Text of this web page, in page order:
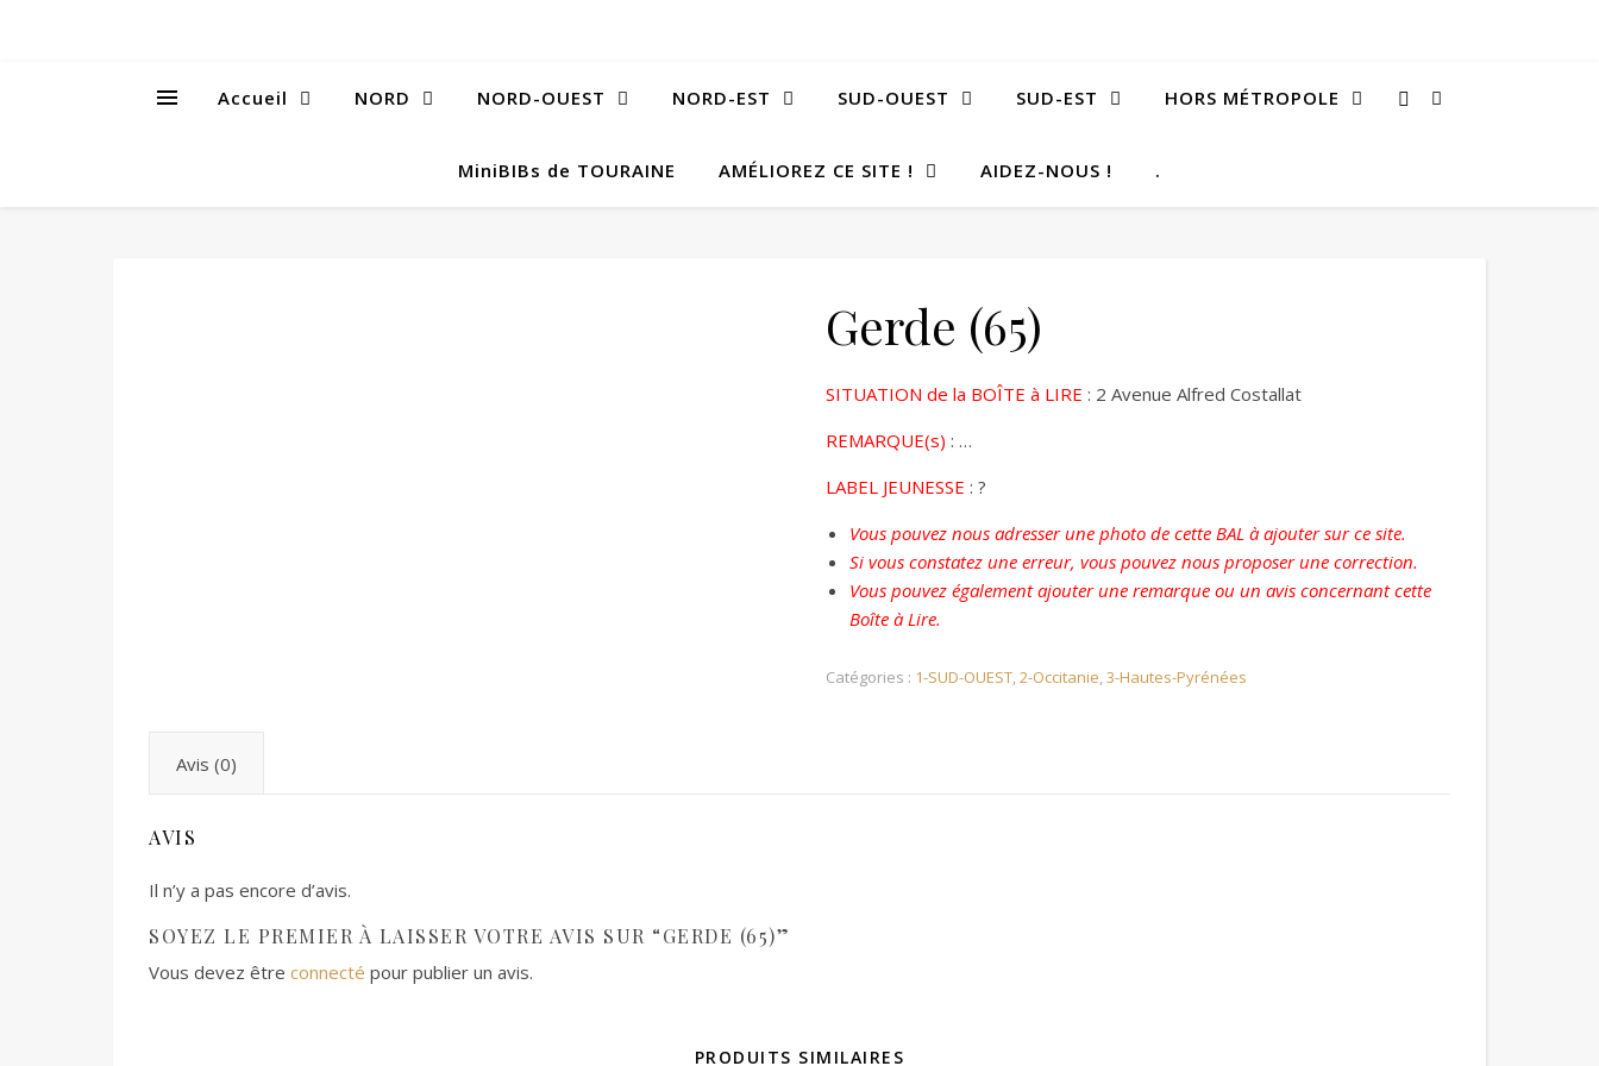
Accueil NORD NORD-OUEST NORD-EST SUD-OUEST SUD-EST HORS MÉTROPOLE
MiniBIBs de TOURAINE AMÉLIOREZ CE SITE ! AIDEZ-NOUS ! .
Gerde (65)
SITUATION de la BOÎTE à LIRE : 2 Avenue Alfred Costallat
REMARQUE(s) : …
LABEL JEUNESSE : ?
Vous pouvez nous adresser une photo de cette BAL à ajouter sur ce site.
Si vous constatez une erreur, vous pouvez nous proposer une correction.
Vous pouvez également ajouter une remarque ou un avis concernant cette
Boîte à Lire.
Catégories : 1-SUD-OUEST,2-Occitanie,3-Hautes-Pyrénées
Avis (0)
AVIS
Il n’y a pas encore d’avis.
SOYEZ LE PREMIER À LAISSER VOTRE AVIS SUR “GERDE (65)”
Vous devez être connecté pour publier un avis.
PRODUITS SIMILAIRES